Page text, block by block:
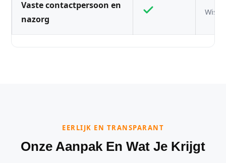
Vaste contactpersoon en
nazorg
EERLIJK EN TRANSPARANT
Onze Aanpak En Wat Je Krijgt